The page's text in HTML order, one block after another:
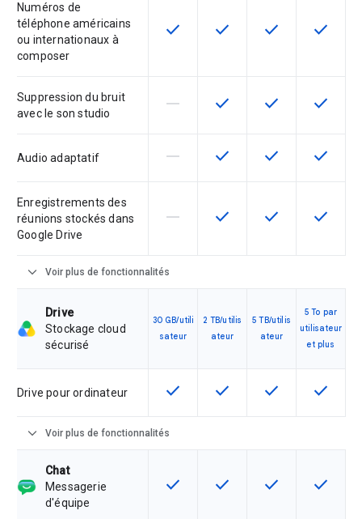
Numéros de
téléphone américains
ou internationaux à
composer
Cette fonctionnalité est disponible
check Cette fonctionnalité est
check Cette
check Cette
check
Suppression du bruit
avec le son studio
Cette fonctionnalité n'est pas
horizontal_rule Cette fonctionnalité est
check Cette
check Cette
check
Audio adaptatif Cette fonctionnalité n'est pas
horizontal_rule Cette fonctionnalité est
check Cette
check Cette
check
Enregistrements des
réunions stockés dans
Google Drive
Cette fonctionnalité n'est pas
horizontal_rule Cette fonctionnalité est
check Cette
check Cette
check
expand_more Voir plus de fonctionnalités
Drive
Stockage cloud
sécurisé
30 GB/utili
sateur
2 TB/utilis
ateur
5 TB/utilis
ateur
5 To par
utilisateur
et plus
Drive pour ordinateur Cette fonctionnalité est disponible
check Cette fonctionnalité est
check Cette
check Cette
check
expand_more Voir plus de fonctionnalités
Chat
Messagerie
d'équipe
Cette fonctionnalité est disponible
check Cette fonctionnalité est
check Cette
check Cette
check